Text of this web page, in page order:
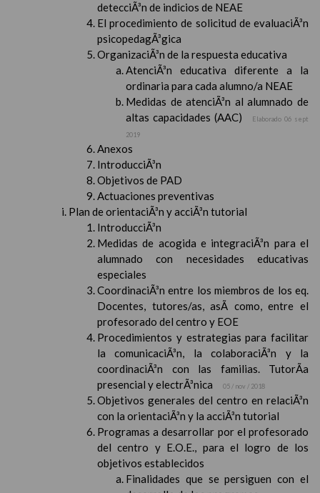
detecciÃ³n de indicios de NEAE
El procedimiento de solicitud de evaluaciÃ³n
psicopedagÃ³gica
OrganizaciÃ³n de la respuesta educativa
AtenciÃ³n educativa diferente a la
ordinaria para cada alumno/a NEAE
Medidas de atenciÃ³n al alumnado de
altas capacidades (AAC)
Elaborado 06 sept
2019
Anexos
IntroducciÃ³n
Objetivos de PAD
Actuaciones preventivas
Plan de orientaciÃ³n y acciÃ³n tutorial
IntroducciÃ³n
Medidas de acogida e integraciÃ³n para el
alumnado con necesidades educativas
especiales
CoordinaciÃ³n entre los miembros de los eq.
Docentes, tutores/as, asÃ­ como, entre el
profesorado del centro y EOE
Procedimientos y estrategias para facilitar
la comunicaciÃ³n, la colaboraciÃ³n y la
coordinaciÃ³n con las familias. TutorÃ­a
presencial y electrÃ³nica
05 / nov / 2018
Objetivos generales del centro en relaciÃ³n
con la orientaciÃ³n y la acciÃ³n tutorial
Programas a desarrollar por el profesorado
del centro y E.O.E., para el logro de los
objetivos establecidos
Finalidades que se persiguen con el